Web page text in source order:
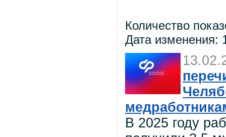
Количество
Дата изменения:
В 2025 году